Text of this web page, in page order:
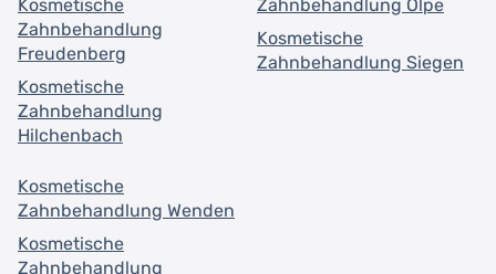
Kosmetische
Zahnbehandlung
Freudenberg
Kosmetische
Zahnbehandlung
Hilchenbach
Zahnbehandlung Olpe
Kosmetische
Zahnbehandlung Siegen
Kosmetische
Zahnbehandlung Wenden
Kosmetische
Zahnbehandlung